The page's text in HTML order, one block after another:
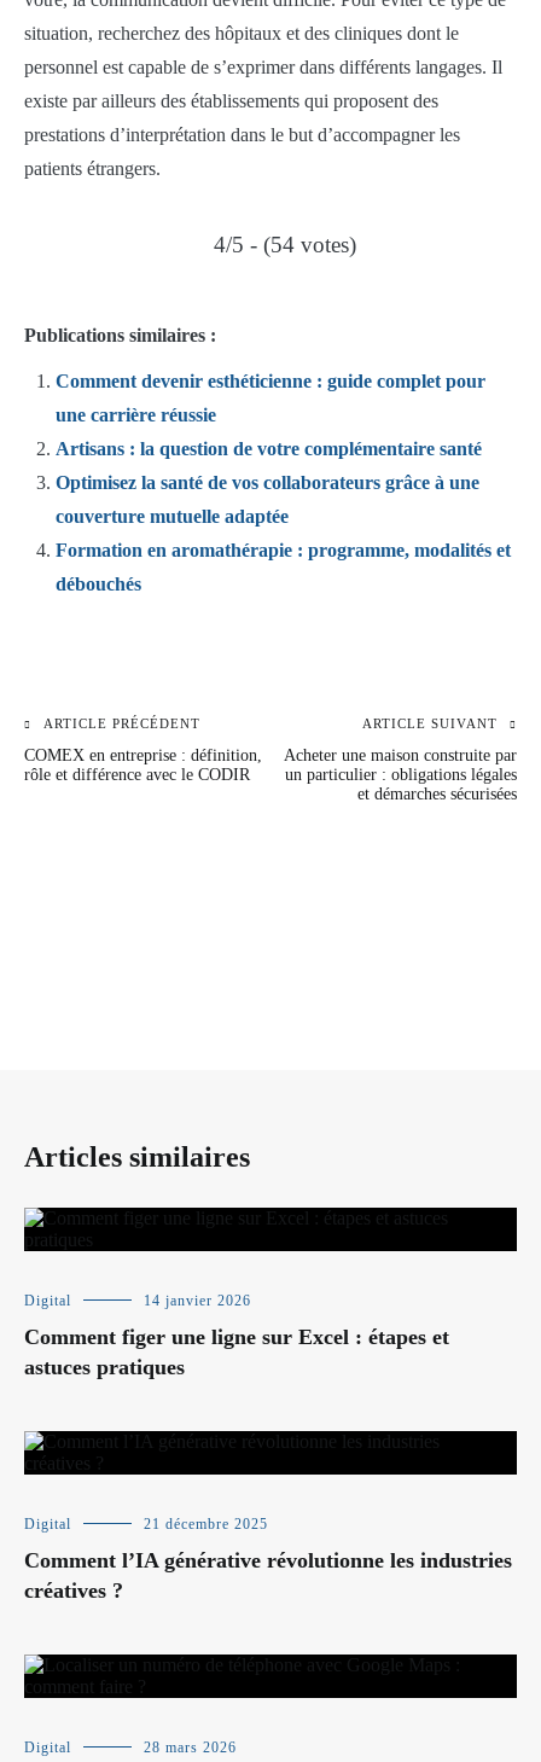
situation, recherchez des hôpitaux et des cliniques dont le
personnel est capable de s’exprimer dans différents langages. Il
existe par ailleurs des établissements qui proposent des
prestations d’interprétation dans le but d’accompagner les
patients étrangers.
4/5 - (54 votes)
Publications similaires :
Comment devenir esthéticienne : guide complet pour
une carrière réussie
Artisans : la question de votre complémentaire santé
Optimisez la santé de vos collaborateurs grâce à une
couverture mutuelle adaptée
Formation en aromathérapie : programme, modalités et
débouchés
Navigation
de
ARTICLE PRÉCÉDENT
COMEX en entreprise : définition,
rôle et différence avec le CODIR
ARTICLE SUIVANT
Acheter une maison construite par
un particulier : obligations légales
et démarches sécurisées
Articles similaires
Digital 14 janvier 2026
Comment figer une ligne sur Excel : étapes et
astuces pratiques
Digital 21 décembre 2025
Comment l’IA générative révolutionne les industries
créatives ?
Digital 28 mars 2026